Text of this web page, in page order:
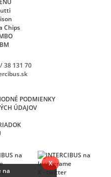
38 131 70
PODMIENKY
ÚDAJOV
X - twitter
na
X